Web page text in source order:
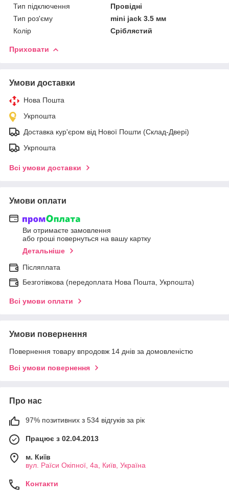
Тип підключення
Провідні
Тип роз'єму
mini jack 3.5 мм
Колір
Сріблястий
Приховати
Умови доставки
Нова Пошта
Укрпошта
Доставка кур'єром від Нової Пошти (Склад-Двері)
Укрпошта
Всі умови доставки
Умови оплати
Ви отримаєте замовлення
або гроші повернуться на вашу картку
Детальніше
Післяплата
Безготівкова (передоплата Нова Пошта, Укрпошта)
Всі умови оплати
Умови повернення
Повернення товару впродовж 14 днів за домовленістю
Всі умови повернення
Про нас
97% позитивних з 534 відгуків за рік
Працює з 02.04.2013
м. Київ
вул. Раїси Окіпної, 4а, Київ, Україна
Контакти